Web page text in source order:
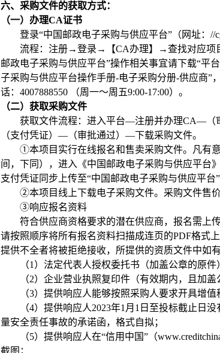
六、采购文件的获取方式：
（一）办理CA证书
登录“中国邮政电子采购与供应平台”（网址：//
流程：注册→登录→【CA办理】→查找对应项
邮政电子采购与供应平台”操作相关事宜请下载“
子采购与供应平台操作手册-电子采购分册-供应商”
话：4007888550 （周一～周五9:00-17:00） 。
（二）获取采购文件
获取文件流程：进入平台—注册并办理CA—
（支付凭证）—（审批通过）—下载采购文件。
①本项目实行在线报名和售卖采购文件。凡有
间，下同），进入《中国邮政电子采购与供应平台
支付凭证同步上传至“中国邮政电子采购与供应平
②本项目线上下载电子采购文件。采购文件售
③响应报名资料
符合供应商资格要求的潜在供应商，报名需上
请按照顺序将所有报名资料扫描成连页的PDF格式
提供不全者将被拒绝接收，所提供的资质文件中如
（1）法定代表人授权委托书（加盖公章的原件
（2）企业营业执照复印件（有效期内，且加盖
（3）提供响应人能够按照采购人要求开具增
（4）提供响应人2023年1月1日至投标截止日
量安全责任事故的承诺函，格式自拟；
（5）提供响应人在“信用中国”（
截图；